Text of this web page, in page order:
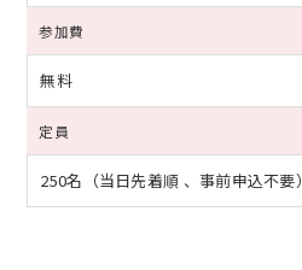
参加費
無料
定員
250名（当日先着順 、事前申込不要）